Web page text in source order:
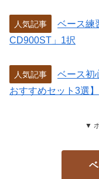
人気記事
ベース練
CD900ST」1択
人気記事
ベース初
おすすめセット3選】
▼